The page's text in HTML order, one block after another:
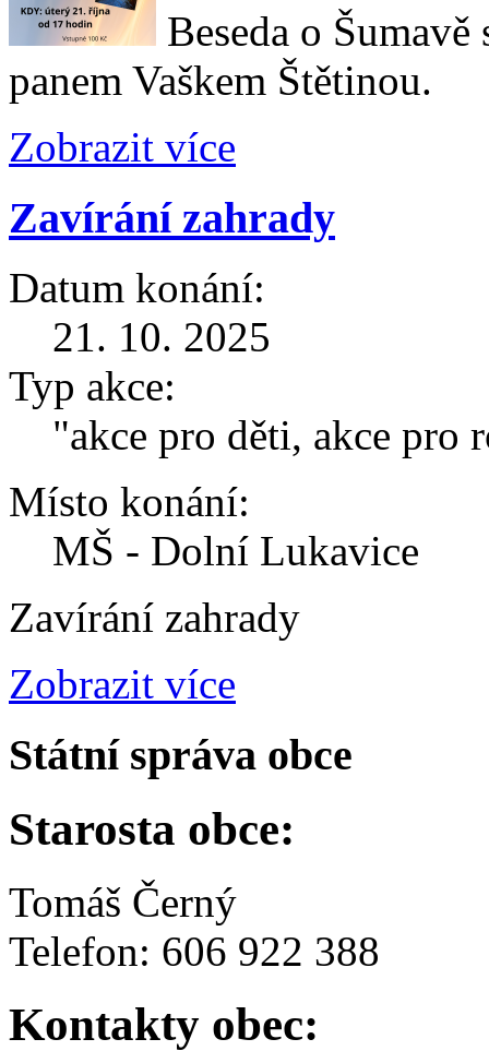
Beseda o
panem Vaškem Štětinou.
Zobrazit více
Zavírání zahrady
Datum konání:
21. 10. 2025
Typ akce:
"akce pro děti, akce pro
Místo konání:
MŠ - Dolní Lukavice
Zavírání zahrady
Zobrazit více
Státní správa obce
Starosta obce:
Tomáš Černý
Telefon: 606 922 388
Kontakty obec: